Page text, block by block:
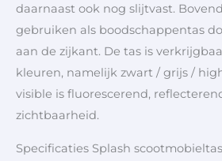
daarnaast ook nog slijtvast.
gebruiken als boodschappentas
aan de zijkant. De tas is
kleuren, namelijk zwart / grijs /
visible is fluorescerend,
zichtbaarheid.
Specificaties Splash